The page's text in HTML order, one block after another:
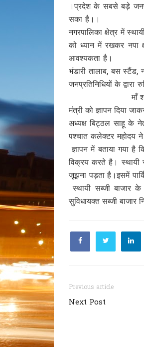
।प्रदेश के सबसे बड़े
सका है।।
नगरपालिका क्षेत्र में
को ध्यान में रखकर नपा
आवश्यकता है।
भंडारी तालाब, बस
जनप्रतिनिधियों के
माँ शारदा थोक
मंत्री को ज्ञापन
अध्यक्ष बिट्ठल साहू के
पश्चात कलेक्टर महोदय
ज्ञापन में बताया गया
विक्रय करते है। स्थायी
जूझना पड़ता
स्थायी सब्जी बाजार
सुविधायक्त सब्जी बाजार
Previous article
Next Post